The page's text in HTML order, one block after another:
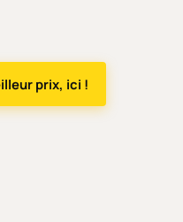
prix, ici !